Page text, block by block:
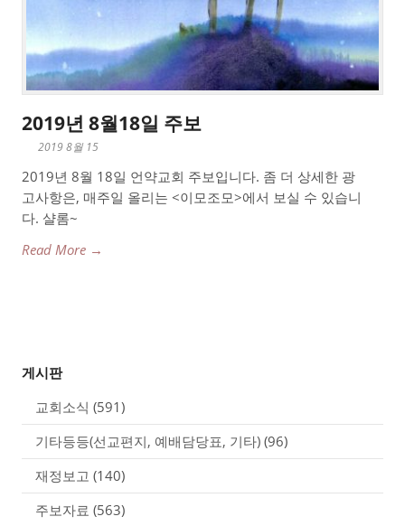
2019년 8월18일 주보
2019 8월 15
2019년 8월 18일 언약교회 주보입니다. 좀 더 상세한 광
고사항은, 매주일 올리는 <이모조모>에서 보실 수 있습니
다. 샬롬~
Read More →
게시판
교회소식 (591)
기타등등(선교편지, 예배담당표, 기타) (96)
재정보고 (140)
주보자료 (563)